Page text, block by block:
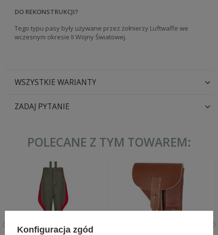
DO REKONSTRUKCJI?
Tego typu pasy były używane przez żołnierzy Luftwaffe we
wczesnym okresie II Wojny Światowej.
WSZYSTKIE WARIANTY
ZADAJ PYTANIE
POLECANE Z TYM TOWAREM:
Konfiguracja zgód